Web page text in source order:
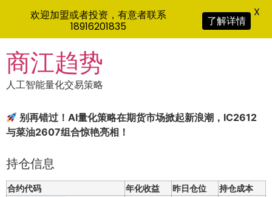
to
content
商江趋势
人工智能量化交易策略
别再错过！AI量化策略在期货市场掀起新浪潮，IC2612
与菜油2607组合惊艳亮相！
持仓信息
合约代码 年化收益 昨日仓位 持仓成本
欢迎加盟或者投资，有意者联系
18916201835
了解详情
X